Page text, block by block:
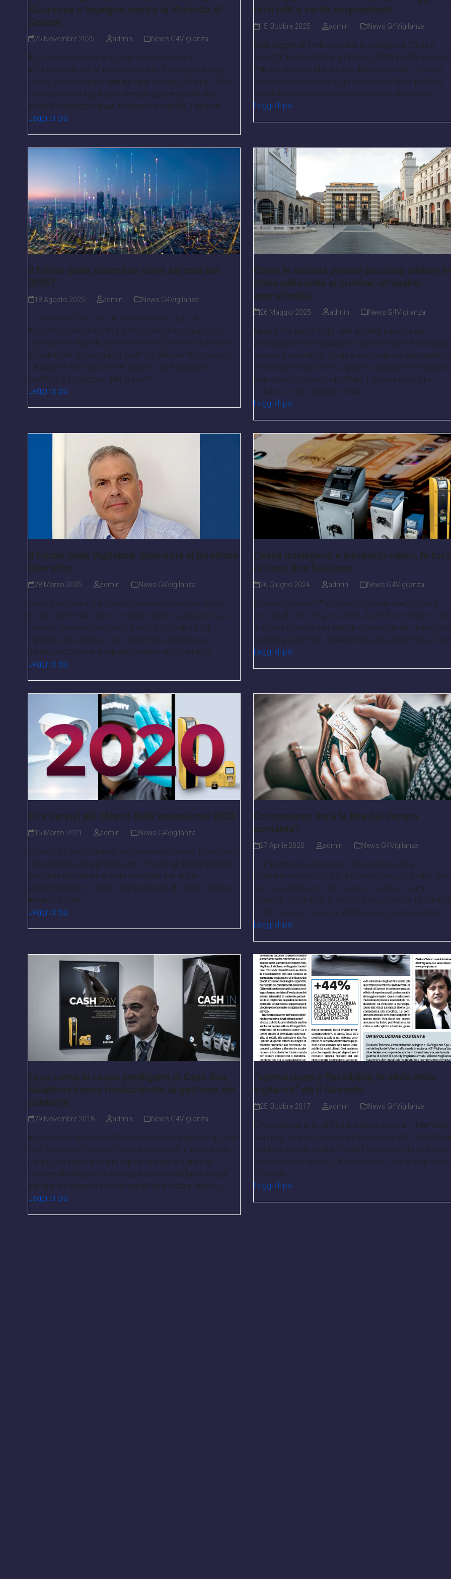
Sicurezza e Impegno contro la Violenza di
Genere
25 Novembre 2025 admin News G4Vigilanza
Il 25 novembre si celebra ogni anno la Giornata
Internazionale per l'Eliminazione della Violenza contro le
Donne, una ricorrenza istituita dalle Nazioni Unite nel 1999
che assume un significato sempre più pregnante nella
società contemporanea. In questo contesto, il settore…
Leggi di più
falsi miti e verità sorprendenti
15 Ottobre 2025 admin News G4Vigilanza
Dalle leggende metropolitane ai consigli del “cugino
esperto”, la sicurezza è un terreno fertile per fake news
miti duri a morire Nel mondo della sicurezza, tanto nei
contesti aziendali quanto in quelli domestici e pubblici,
circolano numerose credenze popolari che, spesso…
Leggi di più
Il futuro della sicurezza: dove saremo nel
2035?
18 Agosto 2025 admin News G4Vigilanza
La sicurezza fisica sta attraversando una fase di
trasformazione radicale. La crescente convergenza tra
dispositivi intelligenti, sistemi biometrici, sensori distribuiti e
infrastrutture urbane digitalizzate sta delineando un nuovo
paradigma: non più barriere passive, ma ecosistemi
dinamici di protezione. Nei prossimi…
Leggi di più
Come le società private possono aiutare lo
Stato nella lotta al crimine: un’analisi
approfondita
26 Maggio 2025 admin News G4Vigilanza
Negli ultimi anni, il ruolo delle società private nella
prevenzione e nel contrasto della criminalità è diventato
sempre più centrale, grazie a competenze
tecnologie innovative e capacità operative che
potenziano l’azione dello Stato. L’importanza della
collaborazione pubblico-privato…
Leggi di più
Il futuro della Vigilanza: Intervista al Direttore
Operativo
28 Marzo 2025 admin News G4Vigilanza
Dopo dieci anni nell’Arma dei Carabinieri come referente
tecnico informatico per le indagini di polizia giudiziaria, una
laurea e numerosi master in Italia e Stati Uniti, il Dott.
Ognibene ha sviluppato una trentennale esperienza
nell’organizzazione di reparti operativi anticrimine, in…
Leggi di più
Casse intelligenti e trasporto valori, la
di Cash Box Solutions
26 Giugno 2024 admin News G4Vigilanza
Denaro contante? Può essere un problema, sia per le
piccole attività che per la GDO. Avere banconote o
è un rischio sotto vari aspetti e, come avrete notato,
sempre più comuni i Sistemi di incasso denominati Cash
Leggi di più
I tre servizi più chiesti dalle aziende nel 2020
15 Marzo 2021 admin News G4Vigilanza
Come ogni anno stiliamo la classifica dei servizi più richiesti
dalle imprese, oggi presentiamo i tre più gettonati nel 2020,
anno che sicuramente verrà ricordato per la sua
straordinarietà. 3° posto - Divisione beni di valore: casse e
trasporto Ogni…
Leggi di più
Coronavirus: sarà la fine del denaro
contante?
27 Aprile 2020 admin News G4Vigilanza
L’emergenza Coronavirus ci ha insegnato che
probabilmente nulla sarà più come prima, le nostre
sono inevitabilmente destinate a cambiare, saremo
costretti ad adattare le nostre interazioni con il mondo
modo nuovo e l’universo del business dovrà adattarsi…
Leggi di più
Ecco come le casse intelligenti di Cash Box
Solutions hanno rivoluzionato la gestione del
contante
29 Novembre 2018 admin News G4Vigilanza
Intervista ad Alessandro Pascone, Project Manager di Cash
Box Solutions Contante, croce e delizia dell'imprenditoria
italiana. La paura di subire rapine, di essere vittime di
dipendenti infedeli o di incassare banconote false spinge
sempre più operatori commerciali ad adottare misure…
Leggi di più
“Innovazione e flessibilità, le sfide della
vigilanza” da Il Giornale
25 Ottobre 2017 admin News G4Vigilanza
L'innovazione è la vera chiave per crescere. L'intervista
Gianluca Tedesco sulle pagine de Il Giornale Il mondo
vigilanza privata negli ultimi anni ha seguito un percorso
aggregazione: chi ha fatto investimenti e si è preparato,
cresciuto…
Leggi di più